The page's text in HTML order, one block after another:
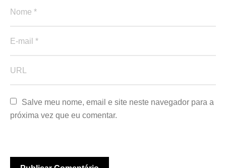
Salve meu nome, email e site neste navegador para a
próxima vez que eu comentar.